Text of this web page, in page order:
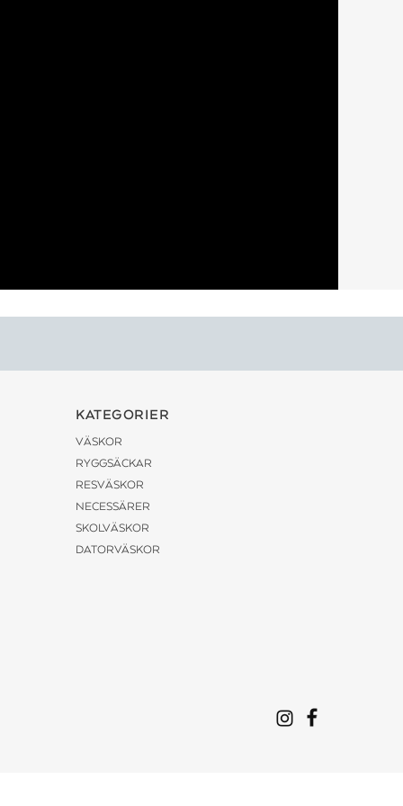
KATEGORIER
VÄSKOR
RYGGSÄCKAR
RESVÄSKOR
NECESSÄRER
SKOLVÄSKOR
DATORVÄSKOR